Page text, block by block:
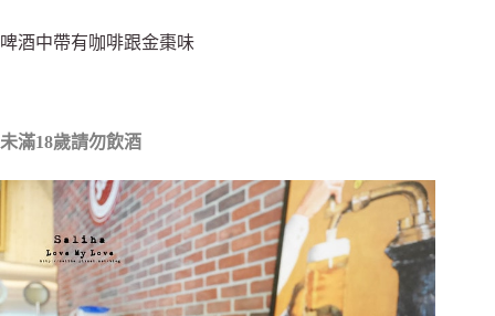
啤酒中帶有咖啡跟金棗味
未滿18歲請勿飲酒